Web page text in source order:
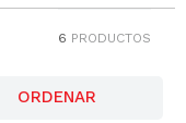
6 PRODUCTOS